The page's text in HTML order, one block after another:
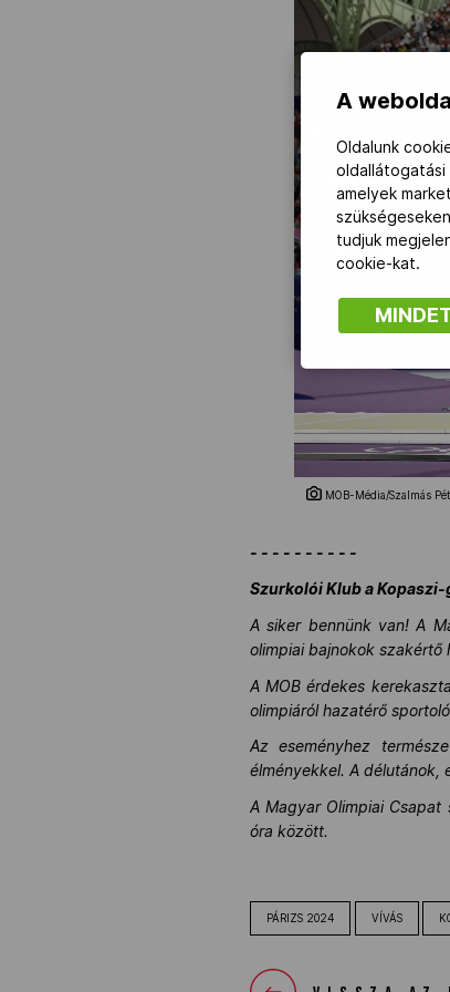
MOB-Média/Szalmás
- - - - - - - - - -
Szurkolói Klub a
A siker bennünk van! A
olimpiai bajnokok szakértő
A MOB érdekes
olimpiáról hazatérő
Az eseményhez
élményekkel. A délutánok,
A Magyar Olimpiai
óra között.
PÁRIZS 2024 VÍVÁS
A
Oldalunk
oldallátogatási
amelyek
tudjuk
cookie-kat.